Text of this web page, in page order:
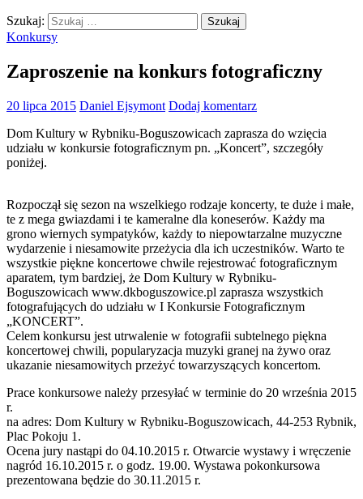
Szukaj:
Konkursy
Zaproszenie na konkurs fotograficzny
20 lipca 2015 Daniel Ejsymont Dodaj komentarz
Dom Kultury w Rybniku-Boguszowicach zaprasza do wzięcia
udziału w konkursie fotograficznym pn. „Koncert”, szczegóły
poniżej.
Rozpoczął się sezon na wszelkiego rodzaje koncerty, te duże i małe,
te z mega gwiazdami i te kameralne dla koneserów. Każdy ma
grono wiernych sympatyków, każdy to niepowtarzalne muzyczne
wydarzenie i niesamowite przeżycia dla ich uczestników. Warto te
wszystkie piękne koncertowe chwile rejestrować fotograficznym
aparatem, tym bardziej, że Dom Kultury w Rybniku-
Boguszowicach www.dkboguszowice.pl zaprasza wszystkich
fotografujących do udziału w I Konkursie Fotograficznym
„KONCERT”.
Celem konkursu jest utrwalenie w fotografii subtelnego piękna
koncertowej chwili, popularyzacja muzyki granej na żywo oraz
ukazanie niesamowitych przeżyć towarzyszących koncertom.
Prace konkursowe należy przesyłać w terminie do 20 września 2015
r.
na adres: Dom Kultury w Rybniku-Boguszowicach, 44-253 Rybnik,
Plac Pokoju 1.
Ocena jury nastąpi do 04.10.2015 r. Otwarcie wystawy i wręczenie
nagród 16.10.2015 r. o godz. 19.00. Wystawa pokonkursowa
prezentowana będzie do 30.11.2015 r.